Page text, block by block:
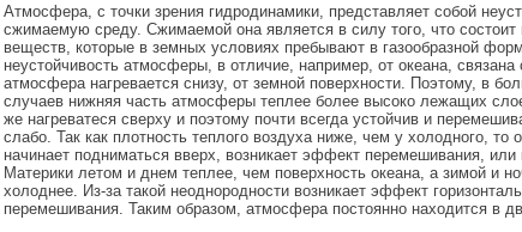
Атмосфера, с точки зрения гидродинамики, представляет собой
сжимаемую среду. Сжимаемой она является в силу того, что состоит
веществ, которые в земных условиях пребывают в газообразной
неустойчивость атмосферы, в отличие, например, от океана, связана
атмосфера нагревается снизу, от земной поверхности. Поэтому, в
случаев нижняя часть атмосферы теплее более высоко лежащих
же нагреватеся сверху и поэтому почти всегда устойчив и
слабо. Так как плотность теплого воздуха ниже, чем у холодного, то
начинает подниматься вверх, возникает эффект перемешивания, или
Материки летом и днем теплее, чем поверхность океана, а зимой и
холоднее. Из-за такой неоднородности возникает эффект
перемешивания. Таким образом, атмосфера постоянно находится в